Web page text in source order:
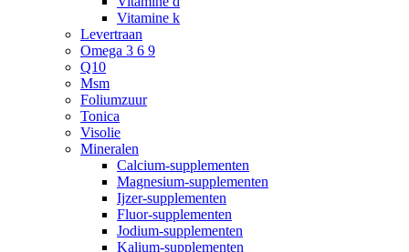
Vitamine k
Levertraan
Omega 3 6 9
Q10
Msm
Foliumzuur
Tonica
Visolie
Mineralen
Calcium-supplementen
Magnesium-supplementen
Ijzer-supplementen
Fluor-supplementen
Jodium-supplementen
Kalium-supplementen